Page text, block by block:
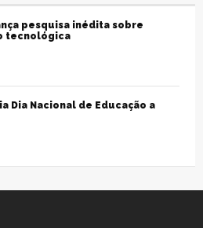
pesquisa inédita sobre
tecnológica
Dia Nacional de Educação a